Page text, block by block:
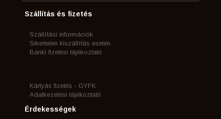
Szállítás és fizetés
Szállítási információk
Sikertelen kiszállítás esetén
Banki fizetési tájékoztató
Kártyás fizetés - GYFK
Adatkezelési tájékoztató
Érdekességek